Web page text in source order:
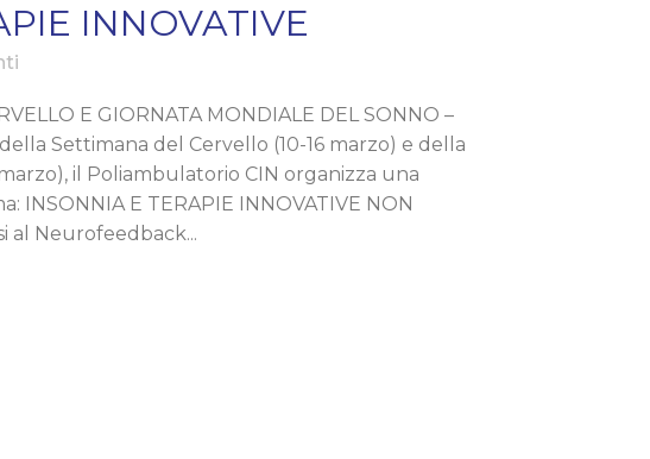
INNOVATIVE
E GIORNATA MONDIALE DEL SONNO –
Settimana del Cervello (10-16 marzo) e della
il Poliambulatorio CIN organizza una
INSONNIA E TERAPIE INNOVATIVE NON
al Neurofeedback...